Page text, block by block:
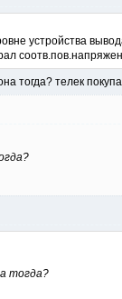
устройства
тогда? телек
тогда?